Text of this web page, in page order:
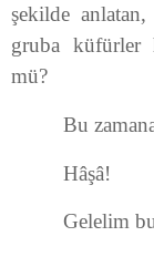
şekilde
gruba küfürler
mü?
Bu
Hâşâ!
Gelelim